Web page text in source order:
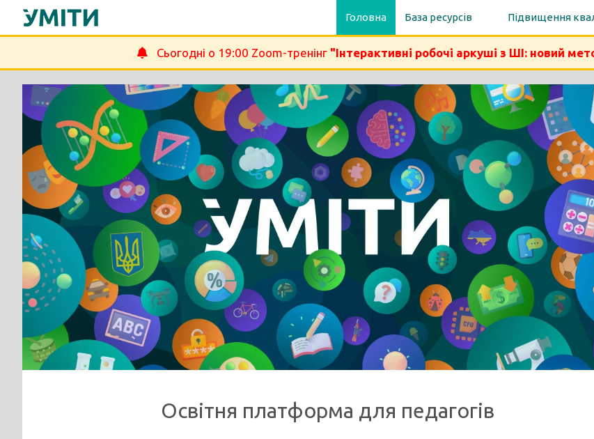
Перейти
Головна База ресурсів Підвищення
Сьогодні о 19:00 Zoom-тренінг "Інтерактивні робочі аркуші з ШІ: новий
Освітня платформа для педагогів